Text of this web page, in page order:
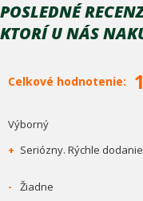
POSLEDNÉ
KTORÍ U NÁS
Celkové hodnotenie:
Výborný
+ Seriózny. Rýchle
- Žiadne